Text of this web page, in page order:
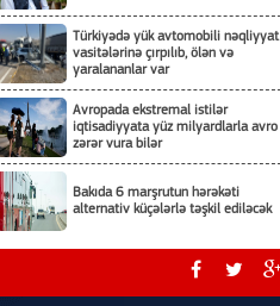
Türkiyədə yük avtomobili nəqliyyat
vasitələrinə çırpılıb, ölən və
yaralananlar var
Avropada ekstremal istilər
iqtisadiyyata yüz milyardlarla avro
zərər vura bilər
Bakıda 6 marşrutun hərəkəti
alternativ küçələrlə təşkil ediləcək
Rəsmi Bakı Yamaykanın Müstəqillik